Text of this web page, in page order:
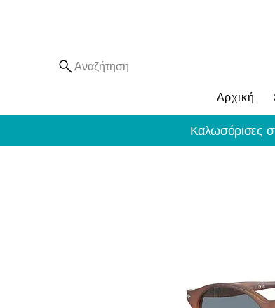
Αναζήτηση
Αρχική
Καλωσόρισες